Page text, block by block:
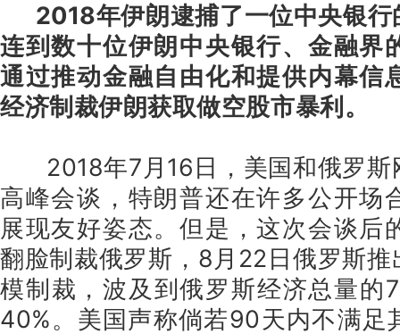
2018年伊朗逮捕了一位中央银行
连到数十位伊朗中央银行、金融界
通过推动金融自由化和提供内幕信
经济制裁伊朗获取做空股市暴利。
2018年7月16日，美国和俄罗斯
高峰会谈，特朗普还在许多公开场
展现友好姿态。但是，这次会谈后
翻脸制裁俄罗斯，8月22日俄罗斯推
模制裁，波及到俄罗斯经济总量的
40%。美国声称倘若90天内不满足